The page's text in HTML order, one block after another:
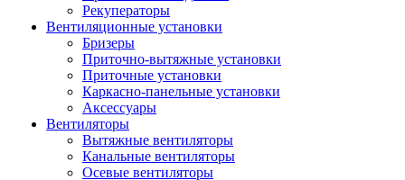
Рекуператоры
Вентиляционные установки
Бризеры
Приточно-вытяжные установки
Приточные установки
Каркасно-панельные установки
Аксессуары
Вентиляторы
Вытяжные вентиляторы
Канальные вентиляторы
Осевые вентиляторы